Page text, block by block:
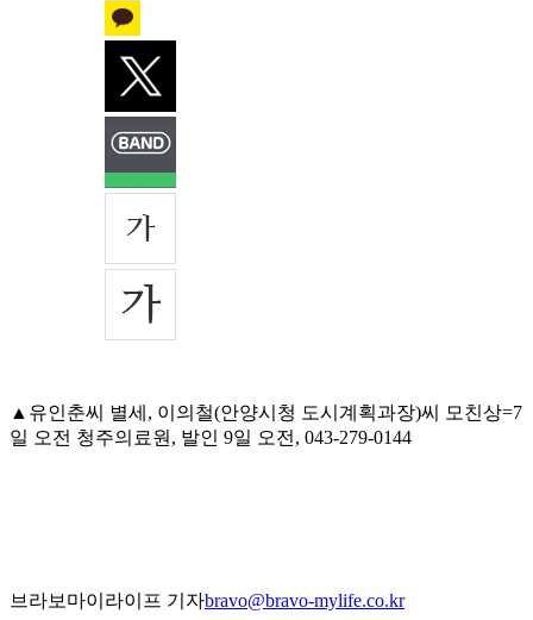
▲유인춘씨 별세, 이의철(안양시청 도시계획과장)씨 모친상=7
일 오전 청주의료원, 발인 9일 오전, 043-279-0144
브라보마이라이프 기자bravo@bravo-mylife.co.kr